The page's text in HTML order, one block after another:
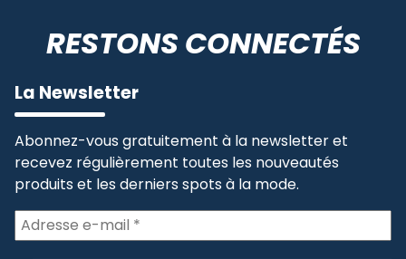
RESTONS CONNECTÉS
La Newsletter
Abonnez-vous gratuitement à la newsletter et
recevez régulièrement toutes les nouveautés
produits et les derniers spots à la mode.